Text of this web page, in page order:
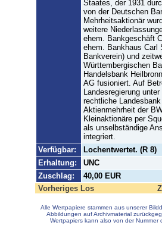
Staates, der 1931
von der Deutschen
Mehrheitsaktionär
weitere
ehem. Bankgeschäft
ehem. Bankhaus Carl
Bankverein) und
Württembergischen
Handelsbank
AG fusioniert. Auf
Landesregierung
rechtliche
Aktienmehrheit der
Kleinaktionäre per
als unselbständige
integriert.
Verfügbar:
Lochentwertet. (R 8)
Erhaltung:
UNC
Zuschlag:
40,00 EUR
Vorheriges Los
Alle Wertpapiere stammen aus unserer
Abbildungen auf Archivmaterial
Wertpapiers kann also von der Nummer